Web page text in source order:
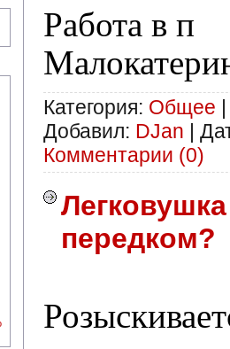
Работа в п
Категория: Общее |
Добавил: DJan |
Комментарии (0)
передком?